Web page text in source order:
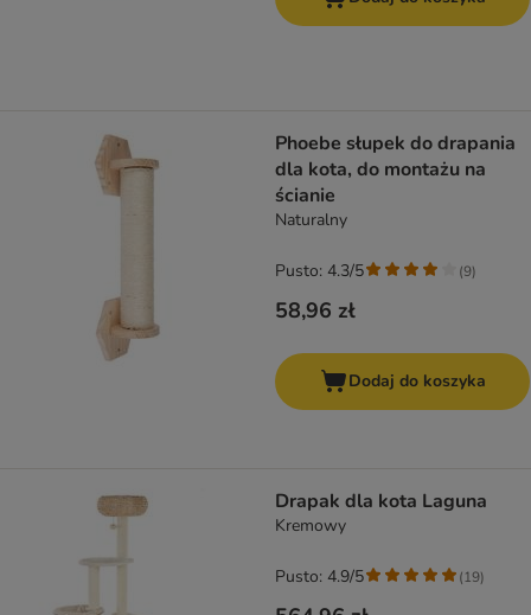
Phoebe słupek do drapania
dla kota, do montażu na
ścianie
Naturalny
58,96 zł
Pusto: 4.3/5 (9)
Dodaj do koszyka
Drapak dla kota Laguna
Kremowy
Pusto: 4.9/5 (19)